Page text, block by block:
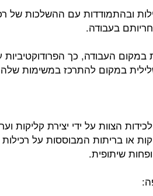
ובהתמודדות עם ההשלכות של
בעבודה.
העבודה, כך
במקום להתרכז במשימות
הצוות על ידי יצירת קליקות
או בריתות המבוססות על
שיתופית.